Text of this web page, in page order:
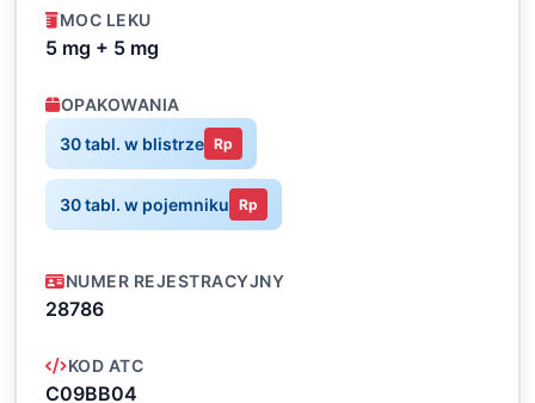
MOC LEKU
5 mg + 5 mg
OPAKOWANIA
30 tabl. w blistrze Rp
30 tabl. w pojemniku Rp
NUMER REJESTRACYJNY
28786
KOD ATC
C09BB04